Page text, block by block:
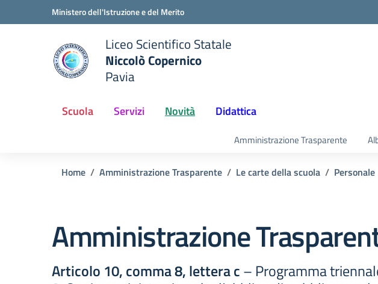
Vai ai contenuti
Vai al menu di navigazioneMinistero dell'Istruzione e del Merito
scuola
Liceo Scientifico Statale
Niccolò Copernico
Pavia
Scuola Servizi Novità Didattica
Amministrazione Trasparente
Home Amministrazione Trasparente Le carte della scuola Personale
Amministrazione
Articolo 10, comma 8, lettera c– Programma